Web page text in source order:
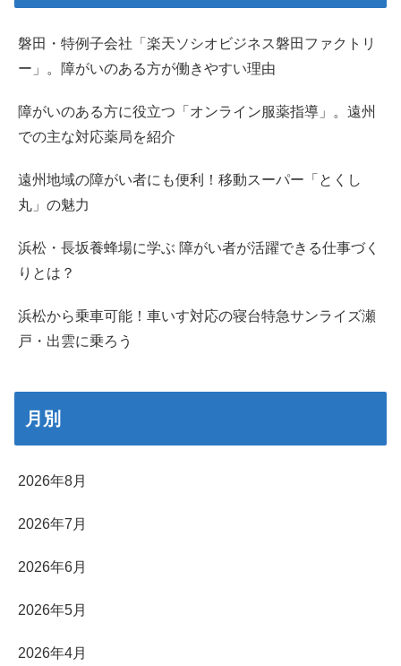
磐田・特例子会社「楽天ソシオビジネス磐田ファクトリ
ー」。障がいのある方が働きやすい理由
障がいのある方に役立つ「オンライン服薬指導」。遠州
での主な対応薬局を紹介
遠州地域の障がい者にも便利！移動スーパー「とくし
丸」の魅力
浜松・長坂養蜂場に学ぶ 障がい者が活躍できる仕事づく
りとは？
浜松から乗車可能！車いす対応の寝台特急サンライズ瀬
戸・出雲に乗ろう
月別
2026年8月
2026年7月
2026年6月
2026年5月
2026年4月